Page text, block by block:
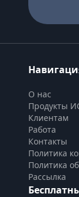
О нас
Продукты
Клиентам
Работа
Контакты
Политика
Политика
Рассылка